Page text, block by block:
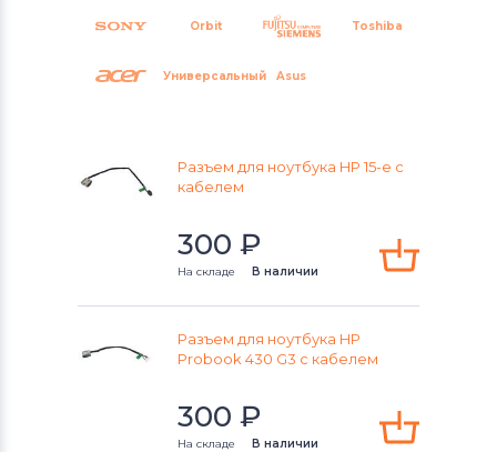
Orbit Toshiba
Универсальный Asus
Разъем для ноутбука HP 15-e c
кабелем
300 ₽
На складе В наличии
Разъем для ноутбука HP
Probook 430 G3 c кабелем
300 ₽
На складе В наличии